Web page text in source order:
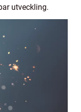
utveckling.